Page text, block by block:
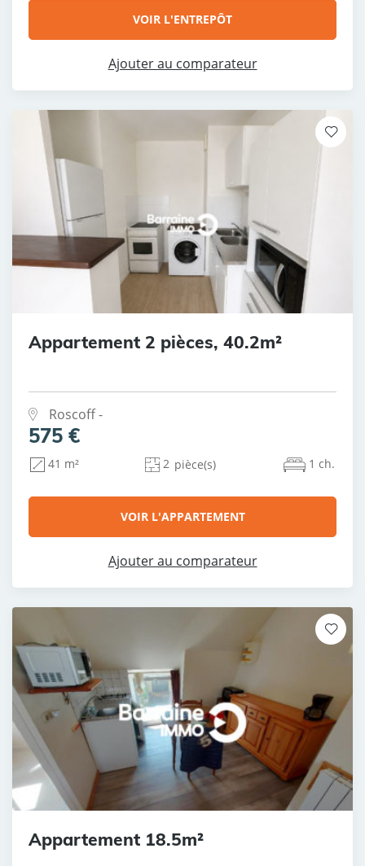
VOIR L'ENTREPÔT
Ajouter au comparateur
Appartement 2 pièces, 40.2m²
Roscoff -
575 €
41 m² 2 pièce(s) 1 ch.
VOIR L'APPARTEMENT
Ajouter au comparateur
Appartement 18.5m²